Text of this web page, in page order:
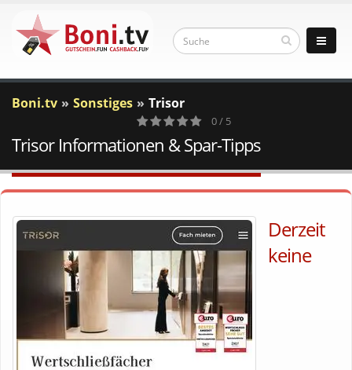
Boni.tv Sonstiges Trisor
0
Votes
0 / 5
Trisor Informationen & Spar-Tipps
Derzeit
keine